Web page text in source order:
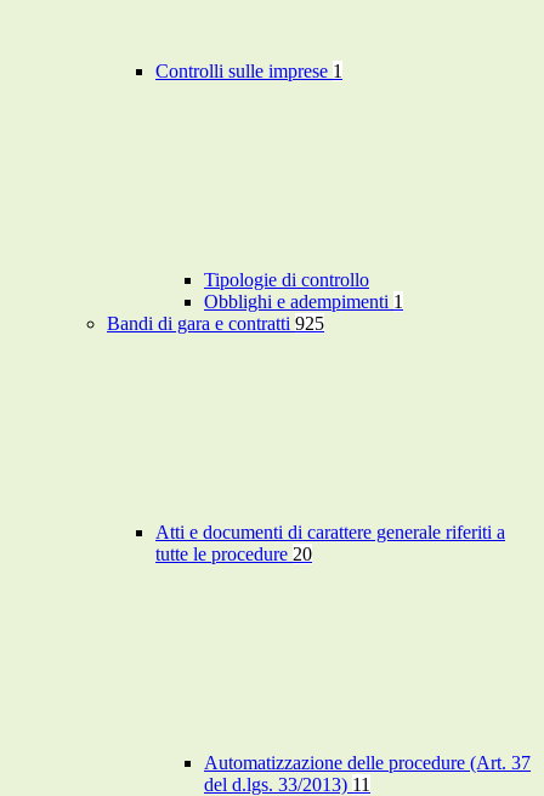
Controlli sulle imprese 1
Tipologie di controllo
Obblighi e adempimenti 1
Bandi di gara e contratti 925
Atti e documenti di carattere generale riferiti a
tutte le procedure 20
Automatizzazione delle procedure (Art. 37
del d.lgs. 33/2013) 11